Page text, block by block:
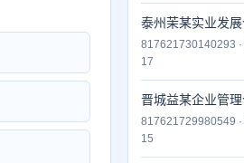
泰州茉某实业发
817621730140293
17
晋城益某企业管
817621729980549 ·
15